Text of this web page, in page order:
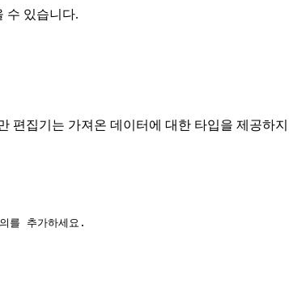
수 있습니다.
편집기는 가져온 데이터에 대한 타입을 제공하
를 추가하세요.